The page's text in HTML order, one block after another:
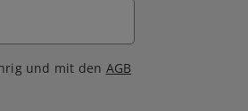
und mit den AGB